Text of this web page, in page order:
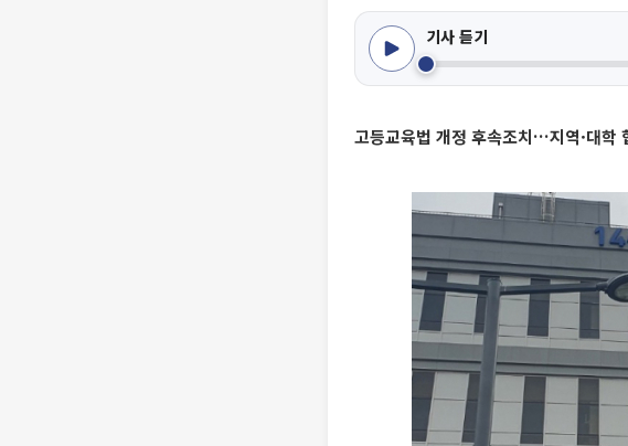
기사 듣기
고등교육법 개정 후속조치…지역·대학